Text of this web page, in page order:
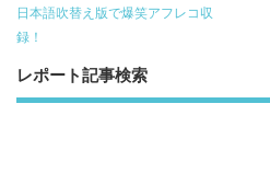
日本語吹替え版で爆笑アフレコ収
録！
レポート記事検索